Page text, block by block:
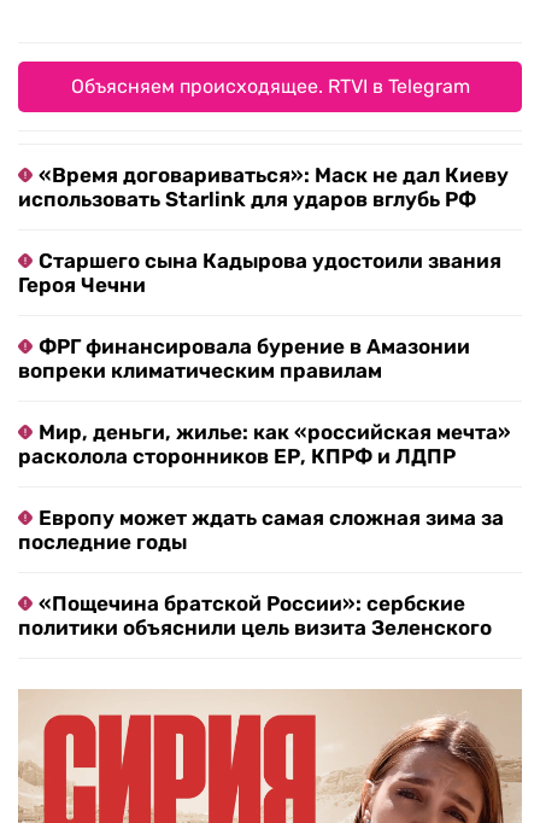
Объясняем происходящее. RTVI в Telegram
«Время договариваться»: Маск не дал Киеву
использовать Starlink для ударов вглубь РФ
Старшего сына Кадырова удостоили звания
Героя Чечни
ФРГ финансировала бурение в Амазонии
вопреки климатическим правилам
Мир, деньги, жилье: как «российская мечта»
расколола сторонников ЕР, КПРФ и ЛДПР
Европу может ждать самая сложная зима за
последние годы
«Пощечина братской России»: сербские
политики объяснили цель визита Зеленского